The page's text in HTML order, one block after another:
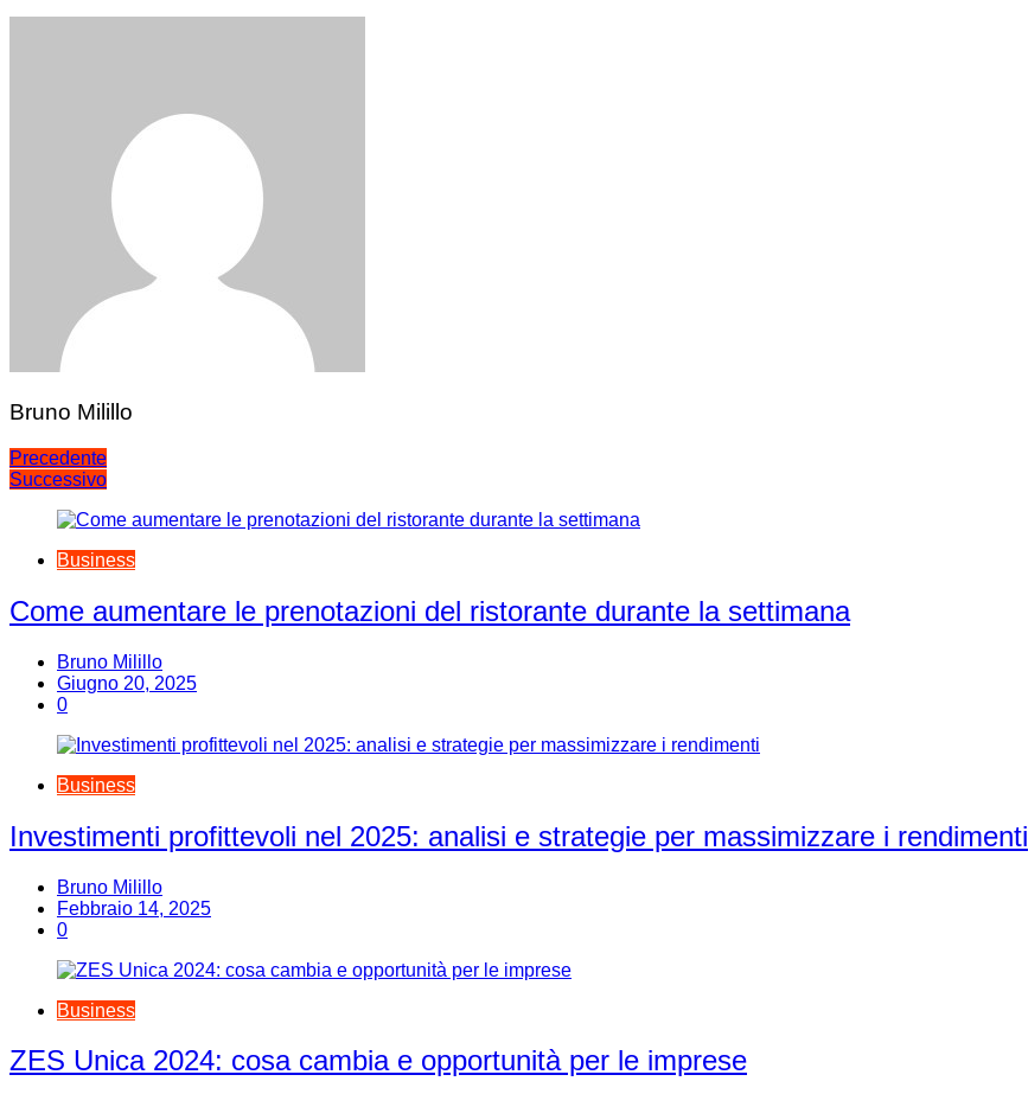
Bruno Milillo
Navigazione
articoli
Precedente
Successivo
Business
Come aumentare le prenotazioni del ristorante durante la settimana
Bruno Milillo
Giugno 20, 2025
0
Business
Investimenti profittevoli nel 2025: analisi e strategie per massimizzare i rendimenti
Bruno Milillo
Febbraio 14, 2025
0
Business
ZES Unica 2024: cosa cambia e opportunità per le imprese